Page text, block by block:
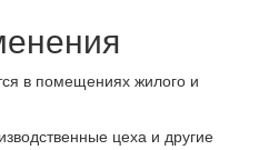
в помещениях жилого и
цеха и другие